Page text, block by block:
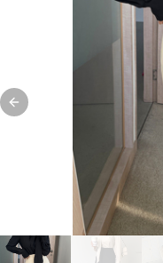
Previous slide